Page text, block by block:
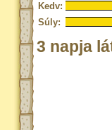
Kedv:
Súly:
3 napja